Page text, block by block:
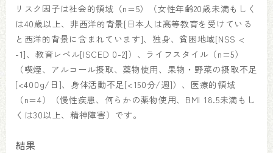
リスク因子は社会的領域（n=5）（女性年齢20歳未満もしく
は40歳以上、非西洋的背景[日本人は高等教育を受けている
と西洋的背景に含まれています]、独身、貧困地域[NSS <
-1]、教育レベル[ISCED 0-2]）、ライフスタイル（n=5）
（喫煙、アルコール摂取、薬物使用、果物・野菜の摂取不足
[<400g/日]、身体活動不足[<150分/週]）、医療的領域
（n=4）（慢性疾患、何らかの薬物使用、BMI 18.5未満もし
くは30以上、精神障害）です。
結果